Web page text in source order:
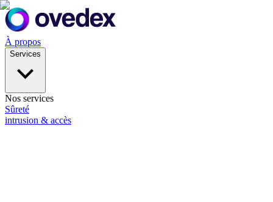
À propos
Services
Nos services
Sûreté
intrusion & accès